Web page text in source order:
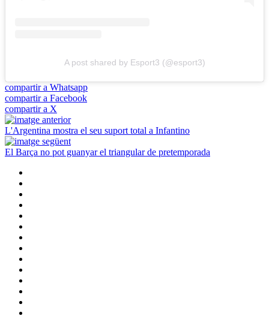
A post shared by Esport3 (@esport3)
compartir a Whatsapp
compartir a Facebook
compartir a X
L'Argentina mostra el seu suport total a Infantino
El Barça no pot guanyar el triangular de pretemporada